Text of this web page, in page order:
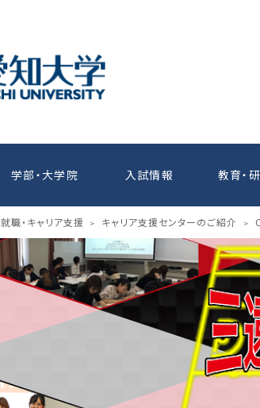
学部・大学院 入試情報 教育・
就職・キャリア支援 > キャリア支援センターのご紹介 >